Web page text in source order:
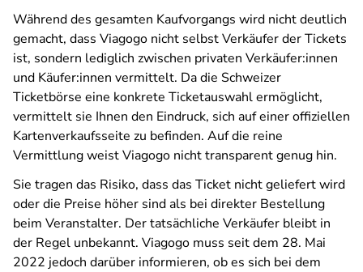
Während des gesamten Kaufvorgangs wird nicht deutlich
gemacht, dass Viagogo nicht selbst Verkäufer der Tickets
ist, sondern lediglich zwischen privaten Verkäufer:innen
und Käufer:innen vermittelt. Da die Schweizer
Ticketbörse eine konkrete Ticketauswahl ermöglicht,
vermittelt sie Ihnen den Eindruck, sich auf einer offiziellen
Kartenverkaufsseite zu befinden. Auf die reine
Vermittlung weist Viagogo nicht transparent genug hin.
Sie tragen das Risiko, dass das Ticket nicht geliefert wird
oder die Preise höher sind als bei direkter Bestellung
beim Veranstalter. Der tatsächliche Verkäufer bleibt in
der Regel unbekannt. Viagogo muss seit dem 28. Mai
2022 jedoch darüber informieren, ob es sich bei dem